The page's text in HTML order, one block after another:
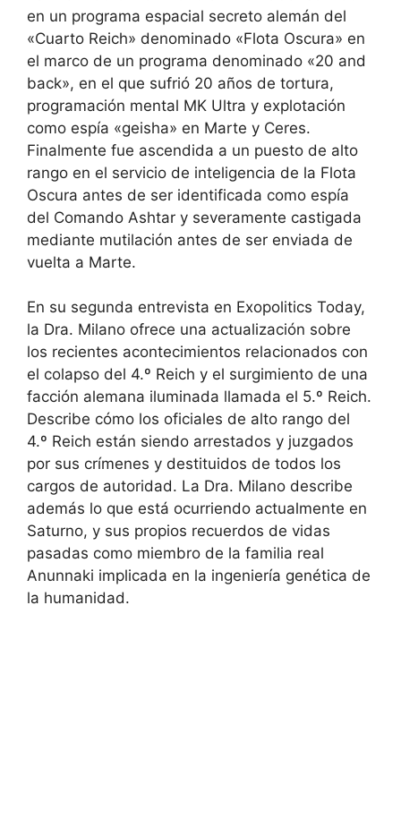
en un programa espacial secreto alemán del
«Cuarto Reich» denominado «Flota Oscura» en
el marco de un programa denominado «20 and
back», en el que sufrió 20 años de tortura,
programación mental MK Ultra y explotación
como espía «geisha» en Marte y Ceres.
Finalmente fue ascendida a un puesto de alto
rango en el servicio de inteligencia de la Flota
Oscura antes de ser identificada como espía
del Comando Ashtar y severamente castigada
mediante mutilación antes de ser enviada de
vuelta a Marte.
En su segunda entrevista en Exopolitics Today,
la Dra. Milano ofrece una actualización sobre
los recientes acontecimientos relacionados con
el colapso del 4.º Reich y el surgimiento de una
facción alemana iluminada llamada el 5.º Reich.
Describe cómo los oficiales de alto rango del
4.º Reich están siendo arrestados y juzgados
por sus crímenes y destituidos de todos los
cargos de autoridad. La Dra. Milano describe
además lo que está ocurriendo actualmente en
Saturno, y sus propios recuerdos de vidas
pasadas como miembro de la familia real
Anunnaki implicada en la ingeniería genética de
la humanidad.